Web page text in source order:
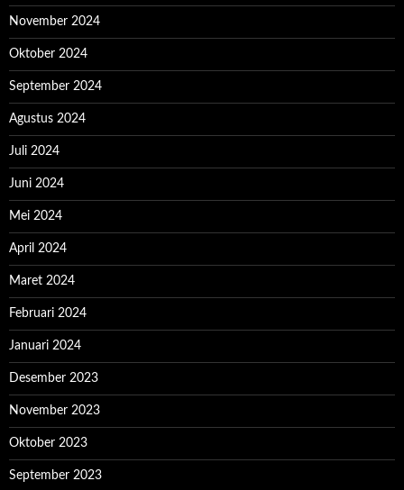
November 2024
Oktober 2024
September 2024
Agustus 2024
Juli 2024
Juni 2024
Mei 2024
April 2024
Maret 2024
Februari 2024
Januari 2024
Desember 2023
November 2023
Oktober 2023
September 2023